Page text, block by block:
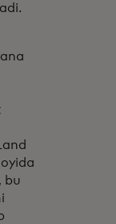
bu